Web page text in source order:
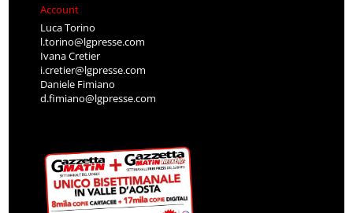
Account
Luca Torino
l.torino@lgpresse.com
Ivana Cretier
i.cretier@lgpresse.com
Daniele Fimiano
d.fimiano@lgpresse.com